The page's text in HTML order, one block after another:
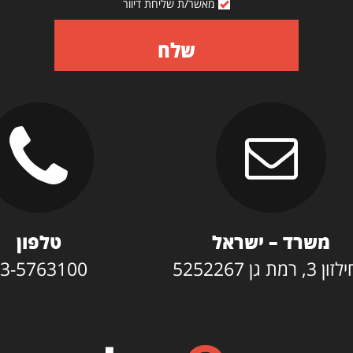
מאשר/ת שליחת דיוור
שלח
משרד – ישראל
גן 5252267
טלפון
5763100